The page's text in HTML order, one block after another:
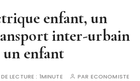
enfant, un
inter-urbain
enfant
LECTURE : 1MINUTE PAR ECONOMISTE